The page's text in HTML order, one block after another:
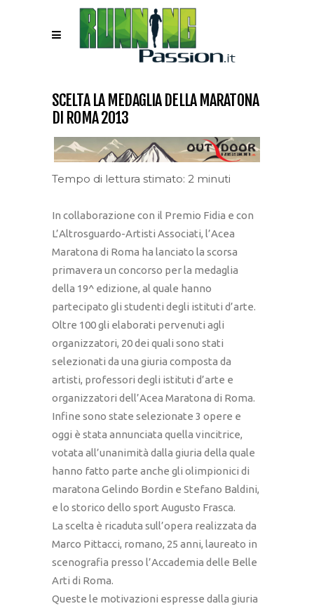
SCELTA LA MEDAGLIA DELLA MARATONA
DI ROMA 2013
Tempo di lettura stimato: 2 minuti
In collaborazione con il Premio Fidia e con
L’Altrosguardo-Artisti Associati, l’Acea
Maratona di Roma ha lanciato la scorsa
primavera un concorso per la medaglia
della 19^ edizione, al quale hanno
partecipato gli studenti degli istituti d’arte.
Oltre 100 gli elaborati pervenuti agli
organizzatori, 20 dei quali sono stati
selezionati da una giuria composta da
artisti, professori degli istituti d’arte e
organizzatori dell’Acea Maratona di Roma.
Infine sono state selezionate 3 opere e
oggi è stata annunciata quella vincitrice,
votata all’unanimità dalla giuria della quale
hanno fatto parte anche gli olimpionici di
maratona Gelindo Bordin e Stefano Baldini,
e lo storico dello sport Augusto Frasca.
La scelta è ricaduta sull’opera realizzata da
Marco Pittacci, romano, 25 anni, laureato in
scenografia presso l’Accademia delle Belle
Arti di Roma.
Queste le motivazioni espresse dalla giuria